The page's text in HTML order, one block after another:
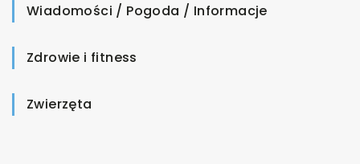
Wiadomości / Pogoda / Informacje
Zdrowie i fitness
Zwierzęta